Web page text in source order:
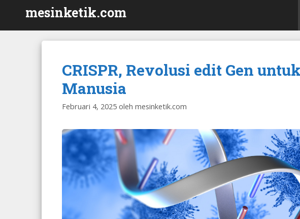
isi
mesinketik.com
CRISPR, Revolusi edit Gen
Manusia
Februari 4, 2025 oleh mesinketik.com